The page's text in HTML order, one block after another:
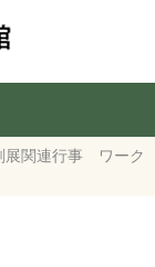
展関連行事 ワーク